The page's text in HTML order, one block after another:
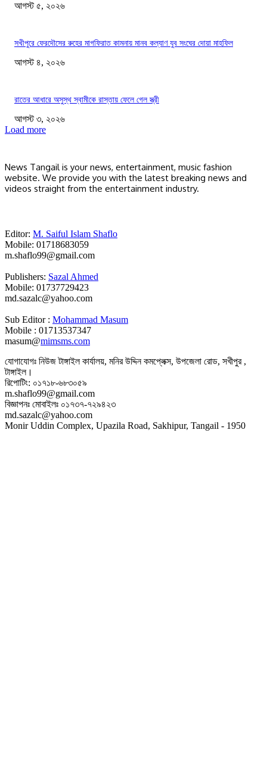
আগস্ট ৫, ২০২৬
সখীপুরে ফেরদৌসের রুহের মাগফিরাত কামনায় মানব কল্যাণ যুব সংঘের দোয়া মাহফিল
আগস্ট ৪, ২০২৬
রাতের আধারে অসুস্থ স্বামীকে রাস্তায় ফেলে গেল স্ত্রী
আগস্ট ৩, ২০২৬
Load more
News Tangail is your news, entertainment, music fashion
website. We provide you with the latest breaking news and
videos straight from the entertainment industry.
Editor: M. Saiful Islam Shaflo
Mobile: 01718683059
m.shaflo99@gmail.com
Publishers: Sazal Ahmed
Mobile: 01737729423
md.sazalc@yahoo.com
Sub Editor : Mohammad Masum
Mobile : 01713537347
masum@mimsms.com
যোগাযোগঃ নিউজ টাঙ্গাইল কার্যালয়, মনির উদ্দিন কমপ্লেক্স, উপজেলা রোড, সখীপুর ,
টাঙ্গাইল।
রিপোটিং: ০১৭১৮-৬৮৩০৫৯
m.shaflo99@gmail.com
বিজ্ঞাপনঃ মোবাইলঃ ০১৭৩৭-৭২৯৪২৩
md.sazalc@yahoo.com
Monir Uddin Complex, Upazila Road, Sakhipur, Tangail - 1950